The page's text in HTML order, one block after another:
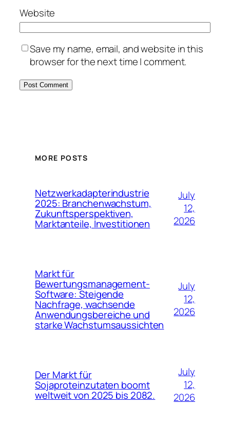
Website
Save my name, email, and website in this
browser for the next time I comment.
MORE POSTS
Netzwerkadapterindustrie
2025: Branchenwachstum,
Zukunftsperspektiven,
Marktanteile, Investitionen
July
12,
2026
Markt für
Bewertungsmanagement-
Software: Steigende
Nachfrage, wachsende
Anwendungsbereiche und
starke Wachstumsaussichten
July
12,
2026
Der Markt für
Sojaproteinzutaten boomt
weltweit von 2025 bis 2082.
July
12,
2026